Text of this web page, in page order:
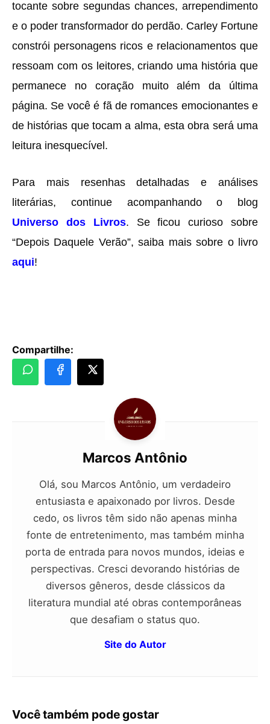
tocante sobre segundas chances, arrependimento
e o poder transformador do perdão. Carley Fortune
constrói personagens ricos e relacionamentos que
ressoam com os leitores, criando uma história que
permanece no coração muito além da última
página. Se você é fã de romances emocionantes e
de histórias que tocam a alma, esta obra será uma
leitura inesquecível.
Para mais resenhas detalhadas e análises
literárias, continue acompanhando o blog
Universo dos Livros. Se ficou curioso sobre
“Depois Daquele Verão”, saiba mais sobre o livro
aqui!
Compartilhe:
Marcos Antônio
Olá, sou Marcos Antônio, um verdadeiro
entusiasta e apaixonado por livros. Desde
cedo, os livros têm sido não apenas minha
fonte de entretenimento, mas também minha
porta de entrada para novos mundos, ideias e
perspectivas. Cresci devorando histórias de
diversos gêneros, desde clássicos da
literatura mundial até obras contemporâneas
que desafiam o status quo.
Site do Autor
Você também pode gostar